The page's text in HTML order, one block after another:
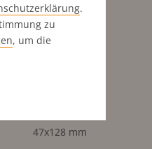
99x260 mm
98x260 mm
47x128 mm
.
zu
, um die